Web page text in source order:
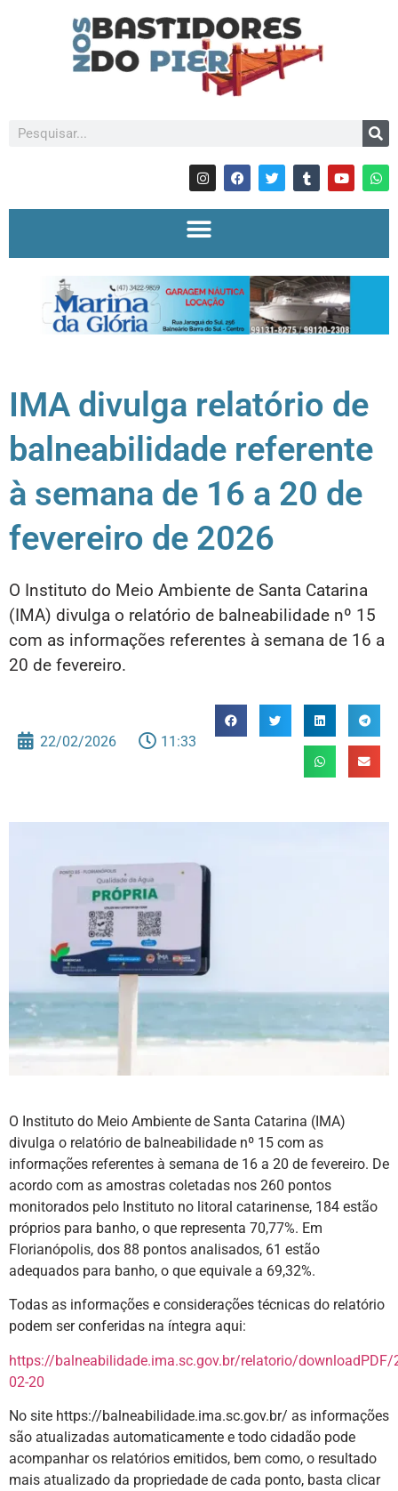
IMA divulga relatório de
balneabilidade referente
à semana de 16 a 20 de
fevereiro de 2026
O Instituto do Meio Ambiente de Santa Catarina
(IMA) divulga o relatório de balneabilidade nº 15
com as informações referentes à semana de 16 a
20 de fevereiro.
22/02/2026 11:33
O Instituto do Meio Ambiente de Santa Catarina (IMA)
divulga o relatório de balneabilidade nº 15 com as
informações referentes à semana de 16 a 20 de fevereiro. De
acordo com as amostras coletadas nos 260 pontos
monitorados pelo Instituto no litoral catarinense, 184 estão
próprios para banho, o que representa 70,77%. Em
Florianópolis, dos 88 pontos analisados, 61 estão
adequados para banho, o que equivale a 69,32%.
Todas as informações e considerações técnicas do relatório
podem ser conferidas na íntegra aqui:
https://balneabilidade.ima.sc.gov.br/relatorio/downloadPDF/
02-20
No site https://balneabilidade.ima.sc.gov.br/ as informações
são atualizadas automaticamente e todo cidadão pode
acompanhar os relatórios emitidos, bem como, o resultado
mais atualizado da propriedade de cada ponto, basta clicar